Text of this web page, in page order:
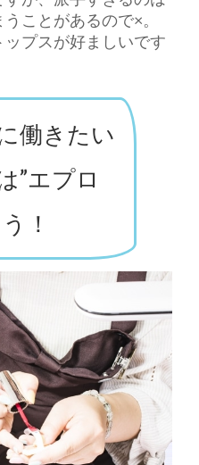
ことがあるので×。
プスが好ましいです
働きたい
”エプロ
！